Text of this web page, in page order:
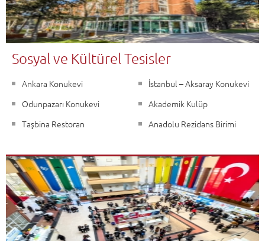
Sosyal ve Kültürel Tesisler
Ankara Konukevi
İstanbul – Aksaray Konukevi
Odunpazarı Konukevi
Akademik Kulüp
Taşbina Restoran
Anadolu Rezidans Birimi